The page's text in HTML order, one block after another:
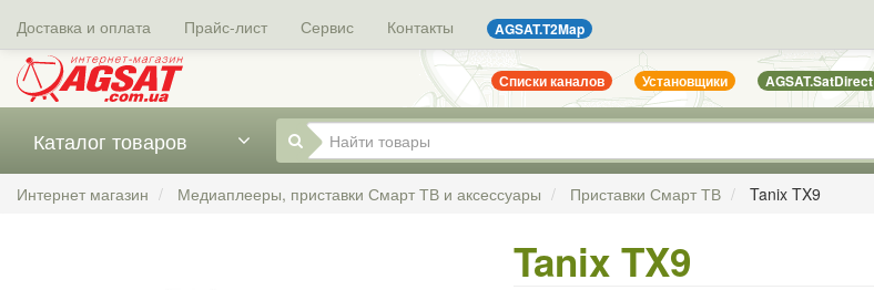
Доставка и оплата Прайс-лист Сервис Контакты AGSAT.T2Map
Списки каналов Установщики AGSAT.SatDirect
Каталог товаров
Интернет магазин Медиаплееры, приставки Смарт ТВ и аксессуары Приставки Смарт ТВ Tanix TX9
Tanix TX9